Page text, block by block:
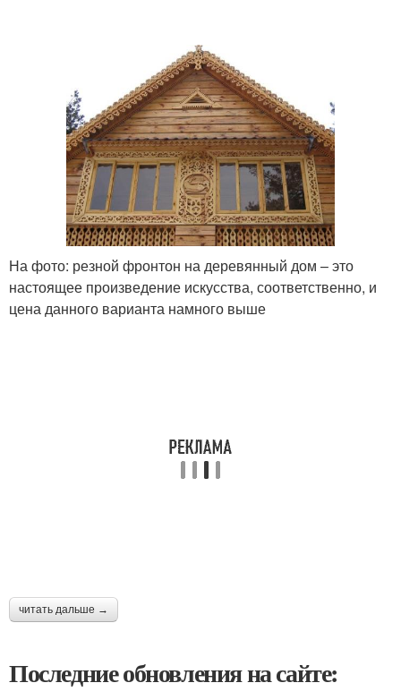
На фото: резной фронтон на деревянный дом – это
настоящее произведение искусства, соответственно, и
цена данного варианта намного выше
читать дальше →
Последние обновления на сайте: